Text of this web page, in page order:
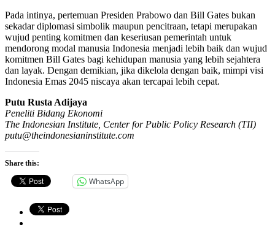
Pada intinya, pertemuan Presiden Prabowo dan Bill Gates bukan
sekadar diplomasi simbolik maupun pencitraan, tetapi merupakan
wujud penting komitmen dan keseriusan pemerintah untuk
mendorong modal manusia Indonesia menjadi lebih baik dan wujud
komitmen Bill Gates bagi kehidupan manusia yang lebih sejahtera
dan layak. Dengan demikian, jika dikelola dengan baik, mimpi visi
Indonesia Emas 2045 niscaya akan tercapai lebih cepat.
Putu Rusta Adijaya
Peneliti Bidang Ekonomi
The Indonesian Institute, Center for Public Policy Research (TII)
putu@theindonesianinstitute.com
Share this:
WhatsApp